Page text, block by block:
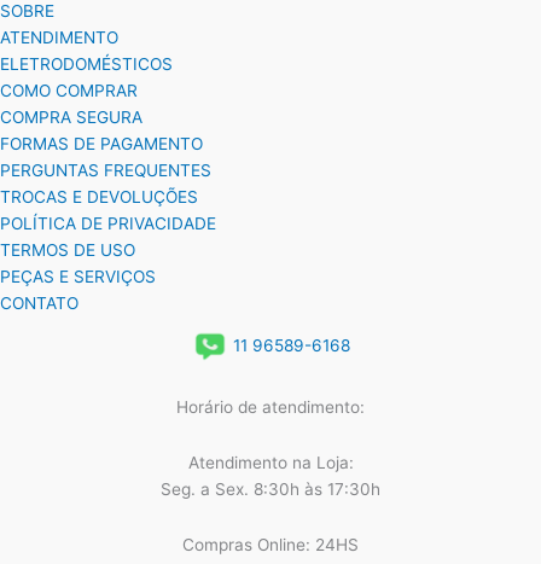
SOBRE
ATENDIMENTO
ELETRODOMÉSTICOS
COMO COMPRAR
COMPRA SEGURA
FORMAS DE PAGAMENTO
PERGUNTAS FREQUENTES
TROCAS E DEVOLUÇÕES
POLÍTICA DE PRIVACIDADE
TERMOS DE USO
PEÇAS E SERVIÇOS
CONTATO
11 96589-6168
Horário de atendimento:
Atendimento na Loja:
Seg. a Sex. 8:30h às 17:30h
Compras Online: 24HS